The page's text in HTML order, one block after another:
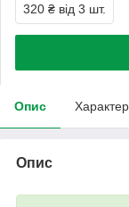
320 ₴ від 3 шт.
Опис
Опис